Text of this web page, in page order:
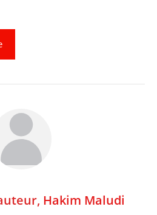
Hakim Maludi